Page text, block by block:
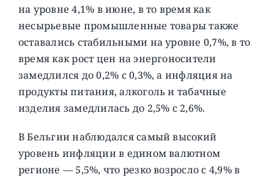
на уровне 4,1% в июне, в то время как
несырьевые промышленные товары также
оставались стабильными на уровне 0,7%, в то
время как рост цен на энергоносители
замедлился до 0,2% с 0,3%, а инфляция на
продукты питания, алкоголь и табачные
изделия замедлилась до 2,5% с 2,6%.
В Бельгии наблюдался самый высокий
уровень инфляции в едином валютном
регионе — 5,5%, что резко возросло с 4,9% в